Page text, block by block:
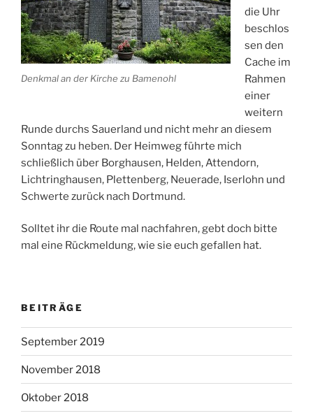
Denkmal an der Kirche zu Bamenohl
die Uhr
beschlos
sen den
Cache im
Rahmen
einer
weitern
Runde durchs Sauerland und nicht mehr an diesem
Sonntag zu heben. Der Heimweg führte mich
schließlich über Borghausen, Helden, Attendorn,
Lichtringhausen, Plettenberg, Neuerade, Iserlohn und
Schwerte zurück nach Dortmund.
Solltet ihr die Route mal nachfahren, gebt doch bitte
mal eine Rückmeldung, wie sie euch gefallen hat.
BEITRÄGE
September 2019
November 2018
Oktober 2018